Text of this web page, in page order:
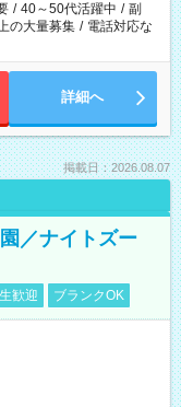
/ 40～50代活躍中 / 副
の大量募集 / 電話対応な
詳細へ
掲載日：2026.08.07
／ナイトズー
歓迎 ブランクOK